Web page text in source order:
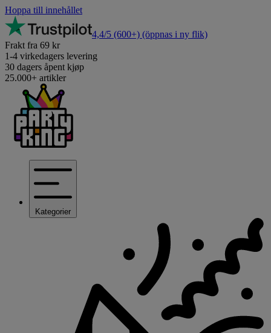
Hoppa till innehållet
4,4/5 (600+) (öppnas i ny flik)
Frakt fra 69 kr
1-4 virkedagers levering
30 dagers åpent kjøp
25.000+ artikler
Kategorier